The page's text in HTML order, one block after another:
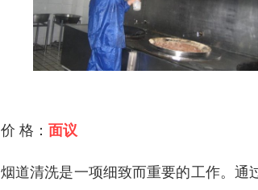
价 格： 面议
烟道清洗是一项细致而重要的工作。